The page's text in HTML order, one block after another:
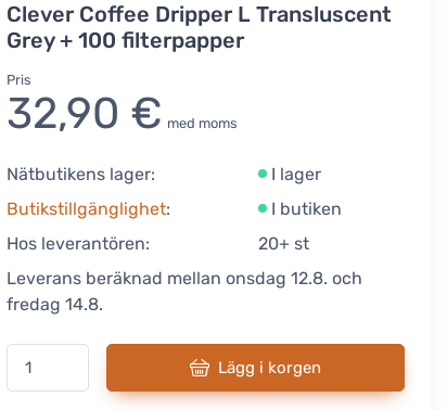
Clever Coffee Dripper L Transluscent
Grey + 100 filterpapper
Pris
32,90 € med moms
Nätbutikens lager:
I lager
Butikstillgänglighet:
I butiken
Hos leverantören:
20+ st
Leverans beräknad mellan onsdag 12.8. och
fredag 14.8.
Lägg i korgen